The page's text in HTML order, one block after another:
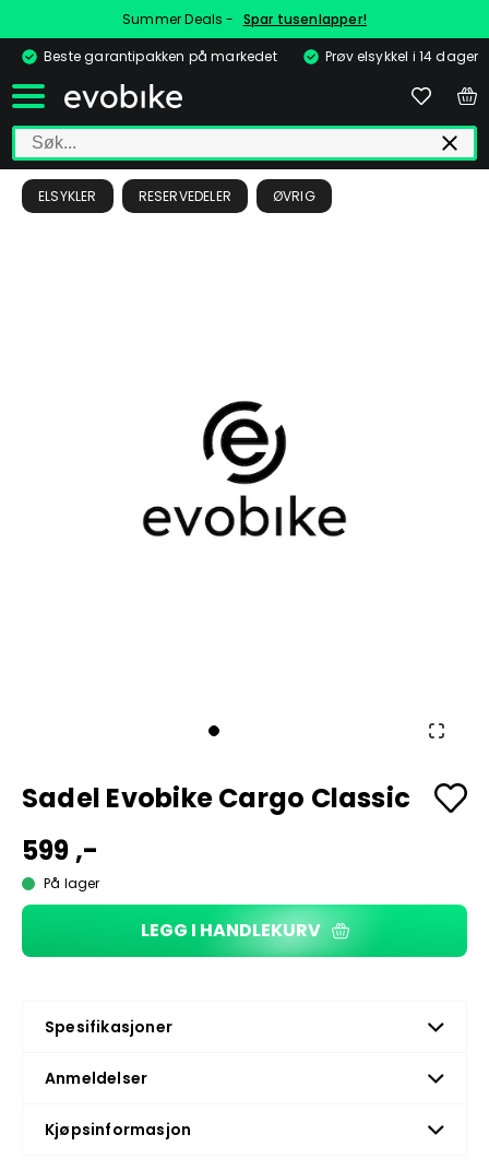
Summer Deals - Spar tusenlapper!
Beste garantipakken på markedet
Prøv elsykkel i 14 dager
ELSYKLER RESERVEDELER ØVRIG
Sadel Evobike Cargo Classic
599 ,-
På lager
LEGG I HANDLEKURV
Spesifikasjoner
Anmeldelser
Kjøpsinformasjon